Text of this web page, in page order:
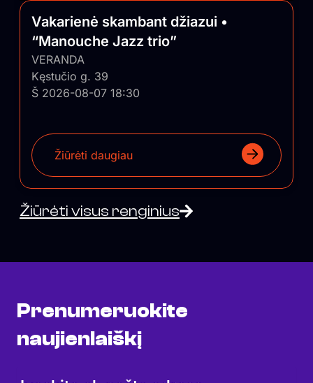
Vakarienė skambant džiazui •
“Manouche Jazz trio”
VERANDA
Kęstučio g. 39
Š 2026-08-07 18:30
Žiūrėti daugiau
Žiūrėti visus renginius
Prenumeruokite
naujienlaiškį